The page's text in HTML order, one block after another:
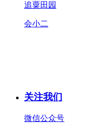
追粟田园
会小二
关注我们
微信公众号